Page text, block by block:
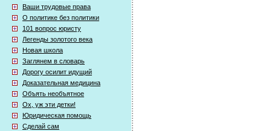
Ваши трудовые права
О политике без политики
101 вопрос юристу
Легенды золотого века
Новая школа
Заглянем в словарь
Дорогу осилит идущий
Доказательная медицина
Объять необъятное
Ох, уж эти детки!
Юридическая помощь
Сделай сам